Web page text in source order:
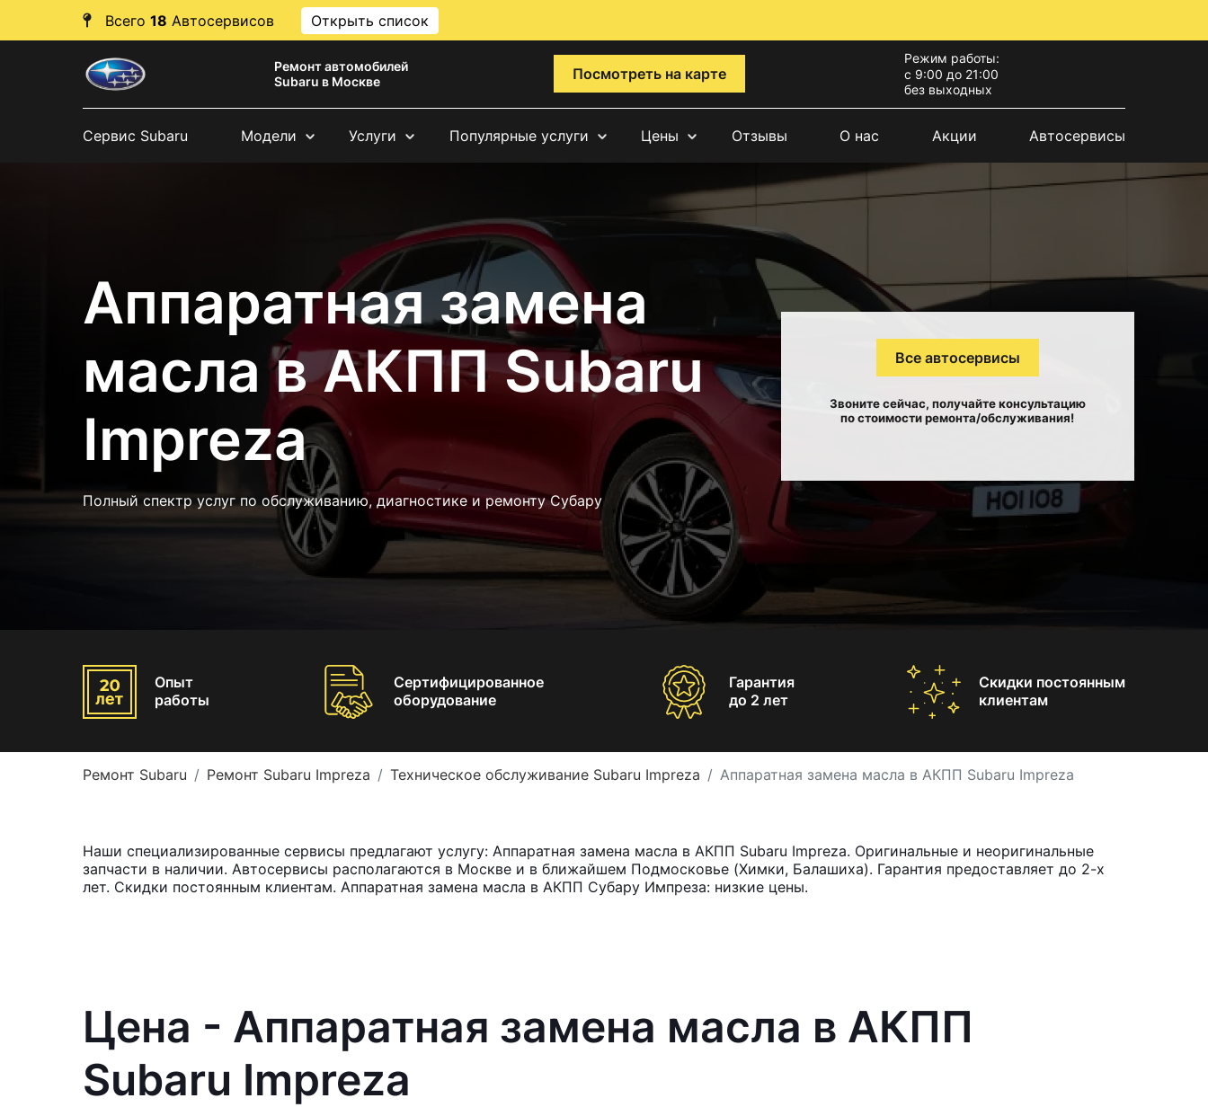
Всего 18 Автосервисов Открыть список
Ремонт автомобилей
Subaru в Москве
Посмотреть на карте
Режим работы:
с 9:00 до 21:00
без выходных
Сервис Subaru Модели Услуги Популярные услуги Цены Отзывы О нас Акции Автосервисы
Аппаратная замена
масла в АКПП Subaru
Impreza
Полный спектр услуг по обслуживанию, диагностике и ремонту Субару
Все автосервисы
Звоните сейчас, получайте консультацию
по стоимости ремонта/обслуживания!
Опыт
работы
Сертифицированное
оборудование
Гарантия
до 2 лет
Скидки постоянным
клиентам
Ремонт Subaru Ремонт Subaru Impreza Техническое обслуживание Subaru Impreza Аппаратная замена масла в АКПП Subaru Impreza
Наши специализированные сервисы предлагают услугу: Аппаратная замена масла в АКПП Subaru Impreza. Оригинальные и неоригинальные
запчасти в наличии. Автосервисы располагаются в Москве и в ближайшем Подмосковье (Химки, Балашиха). Гарантия предоставляет до 2-х
лет. Скидки постоянным клиентам. Аппаратная замена масла в АКПП Субару Импреза: низкие цены.
Цена - Аппаратная замена масла в АКПП
Subaru Impreza